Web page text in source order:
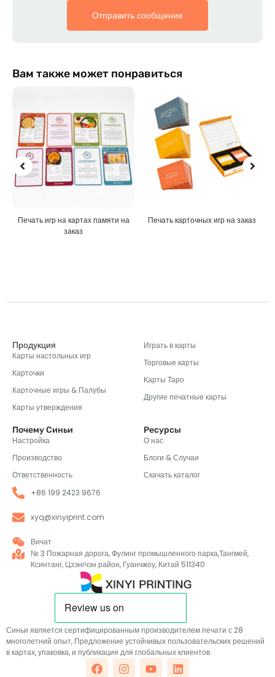
Отправить сообщение
Вам также может понравиться
Печать игр на картах памяти на
заказ
Печать карточных игр на заказ
Синьи является сертифицированным производителем печати с 28
многолетний опыт, Предложение устойчивых пользовательских решений
в картах, упаковка, и публикация для глобальных клиентов.
Продукция
Карты настольных игр
Карточки
Карточные игры & Палубы
Карты утверждения
Играть в карты
Торговые карты
Карты Таро
Другие печатные карты
Почему Синьи
Настройка
Производство
Ответственность
Ресурсы
О нас
Блоги & Случаи
Скачать каталог
+86 199 2423 9676
xyq@xinyiprint.com
Вичат
№ 3 Пожарная дорога, Фулинг промышленного парка,Тангмей,
Ксинтанг, Цзэнгчэн район, Гуанчжоу, Китай 511340